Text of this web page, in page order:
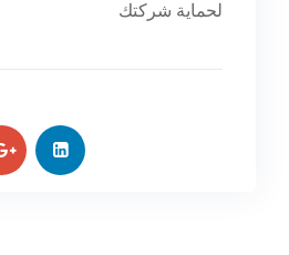
لحماية شركتك